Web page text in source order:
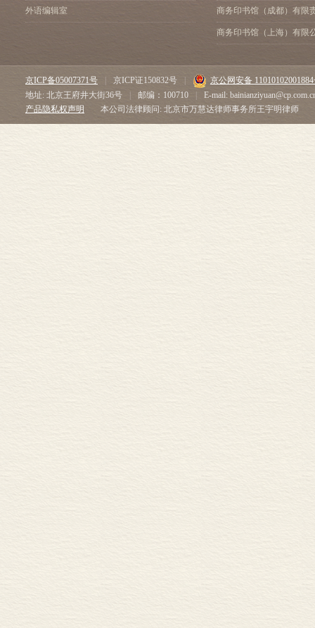
外语编辑室 商务印书馆（成都）有限
商务印书馆（上海）有限
京ICP备05007371号 京ICP证150832号
京公网安备
地址: 北京王府井大街36号
邮编：100710
E-mail:
产品隐私权声明
本公司法律顾问: 北京市万慧达律师事务所王宇明律师